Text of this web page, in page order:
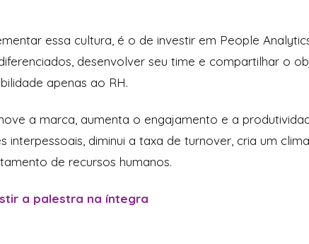
essa cultura, é o de investir em People
desenvolver seu time e compartilhar o
apenas ao RH.
a marca, aumenta o engajamento e a
interpessoais, diminui a taxa de turnover, cria um
de recursos humanos.
a palestra na íntegra